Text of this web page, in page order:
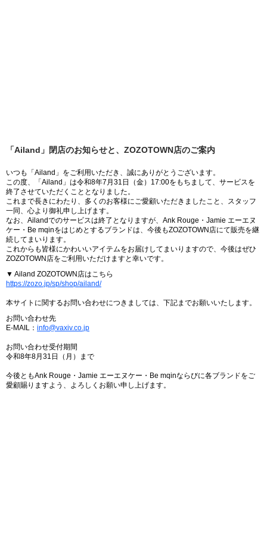
「Ailand」閉店のお知らせと、ZOZOTOWN店のご案内
いつも「Ailand」をご利用いただき、誠にありがとうございます。
この度、「Ailand」は令和8年7月31日（金）17:00をもちまして、サービスを
終了させていただくこととなりました。
これまで長きにわたり、多くのお客様にご愛顧いただきましたこと、スタッフ
一同、心より御礼申し上げます。
なお、Ailandでのサービスは終了となりますが、Ank Rouge・Jamie エーエヌ
ケー・Be mqinをはじめとするブランドは、今後もZOZOTOWN店にて販売を継
続してまいります。
これからも皆様にかわいいアイテムをお届けしてまいりますので、今後はぜひ
ZOZOTOWN店をご利用いただけますと幸いです。
▼ Ailand ZOZOTOWN店はこちら
https://zozo.jp/sp/shop/ailand/
本サイトに関するお問い合わせにつきましては、下記までお願いいたします。
お問い合わせ先
E-MAIL： info@vaxiv.co.jp
お問い合わせ受付期間
令和8年8月31日（月）まで
今後ともAnk Rouge・Jamie エーエヌケー・Be mqinならびに各ブランドをご
愛顧賜りますよう、よろしくお願い申し上げます。